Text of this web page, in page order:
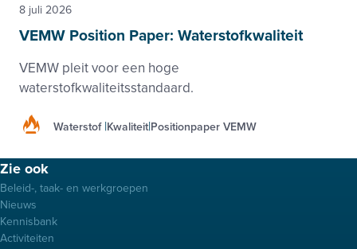
VEMW Position Paper: Waterstofkwaliteit
VEMW pleit voor een hoge
waterstofkwaliteitsstandaard.
8 juli 2026
Waterstof Kwaliteit Positionpaper VEMW
Footer
menu
Zie ook
Beleid-, taak- en werkgroepen
Nieuws
Kennisbank
Activiteiten